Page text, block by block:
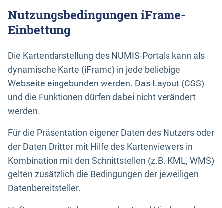
Nutzungsbedingungen iFrame-
Einbettung
Die Kartendarstellung des NUMIS-Portals kann als
dynamische Karte (iFrame) in jede beliebige
Webseite eingebunden werden. Das Layout (CSS)
und die Funktionen dürfen dabei nicht verändert
werden.
Für die Präsentation eigener Daten des Nutzers oder
der Daten Dritter mit Hilfe des Kartenviewers in
Kombination mit den Schnittstellen (z.B. KML, WMS)
gelten zusätzlich die Bedingungen der jeweiligen
Datenbereitsteller.